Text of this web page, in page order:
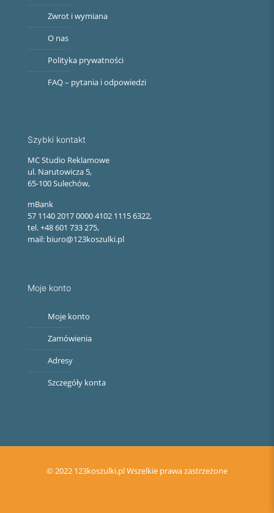
Zwrot i wymiana
O nas
Polityka prywatności
FAQ – pytania i odpowiedzi
Szybki kontakt
MC Studio Reklamowe
ul. Narutowicza 5,
65-100 Sulechów,
mBank
57 1140 2017 0000 4102 1115 6322,
tel. +48 601 733 275,
mail: biuro@123koszulki.pl
Moje konto
Moje konto
Zamówienia
Adresy
Szczegóły konta
© 2022 123koszulki.pl Wszelkie prawa zastrzeżone